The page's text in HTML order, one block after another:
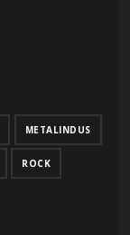
METALINDUS
ROCK